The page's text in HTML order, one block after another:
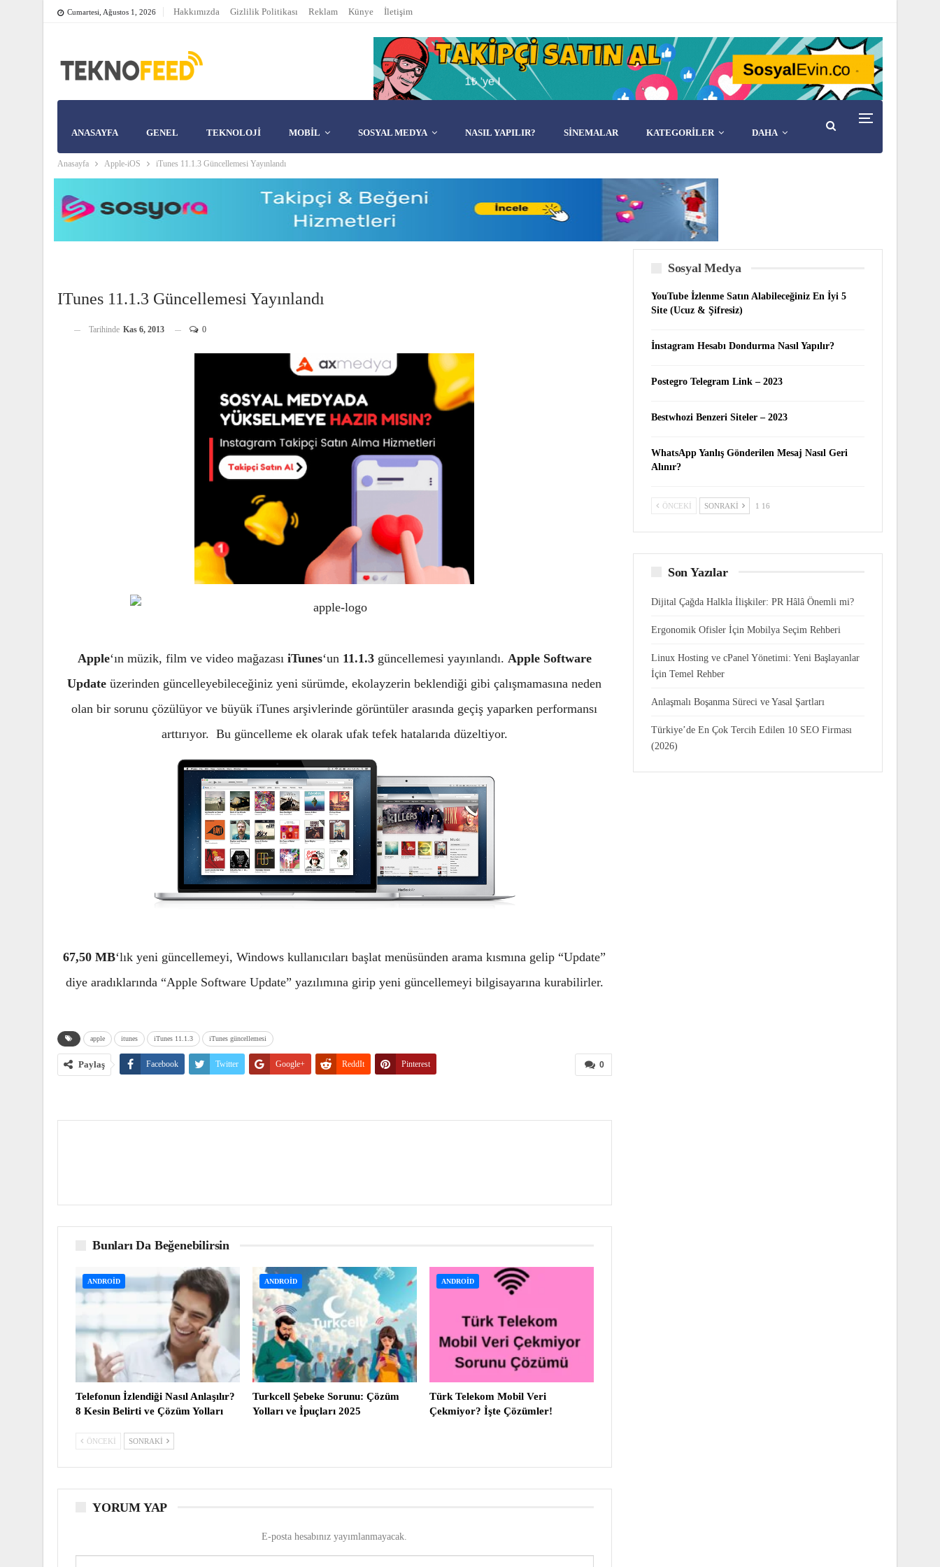
Cumartesi, Ağustos 1, 2026 Hakkımızda Gizlilik Politikası Reklam Künye İletişim
ANASAYFA GENEL TEKNOLOJİ MOBIL SOSYAL MEDYA NASIL YAPILIR? SINEMALAR KATEGORİLER DAHA
Anasayfa Apple-iOS iTunes 11.1.3 Güncellemesi Yayınlandı
ITunes 11.1.3 Güncellemesi Yayınlandı
Tarihinde Kas 6, 2013 0
Apple‘ın müzik, film ve video mağazası iTunes‘un 11.1.3güncellemesi yayınlandı. Apple Software
Update üzerinden güncelleyebileceğiniz yeni sürümde, ekolayzerin beklendiği gibi çalışmamasına neden
olan bir sorunu çözülüyor ve büyük iTunes arşivlerinde görüntüler arasında geçiş yaparken performansı
arttırıyor. Bu güncelleme ek olarak ufak tefek hatalarıda düzeltiyor.
67,50 MB‘lık yeni güncellemeyi, Windows kullanıcıları başlat menüsünden arama kısmına gelip “Update”
diye aradıklarında “Apple Software Update” yazılımına girip yeni güncellemeyi bilgisayarına kurabilirler.
apple itunes iTunes 11.1.3 iTunes güncellemesi
0
Paylaş Facebook Twitter Google+ ReddIt Pinterest
Bunları Da Beğenebilirsin
ANDROID
Telefonun İzlendiği Nasıl Anlaşılır?
8 Kesin Belirti ve Çözüm Yolları
ANDROID
Turkcell Şebeke Sorunu: Çözüm
Yolları ve İpuçları 2025
ANDROID
Türk Telekom Mobil Veri
Çekmiyor? İşte Çözümler!
ÖNCEKI SONRAKI
YORUM YAP
E-posta hesabınız yayımlanmayacak.
Sosyal Medya
YouTube İzlenme Satın Alabileceğiniz En İyi 5
Site (Ucuz & Şifresiz)
İnstagram Hesabı Dondurma Nasıl Yapılır?
Postegro Telegram Link – 2023
Bestwhozi Benzeri Siteler – 2023
WhatsApp Yanlış Gönderilen Mesaj Nasıl Geri
Alınır?
ÖNCEKI SONRAKI 1 16
Son Yazılar
Dijital Çağda Halkla İlişkiler: PR Hâlâ Önemli mi?
Ergonomik Ofisler İçin Mobilya Seçim Rehberi
Linux Hosting ve cPanel Yönetimi: Yeni Başlayanlar
İçin Temel Rehber
Anlaşmalı Boşanma Süreci ve Yasal Şartları
Türkiye’de En Çok Tercih Edilen 10 SEO Firması
(2026)